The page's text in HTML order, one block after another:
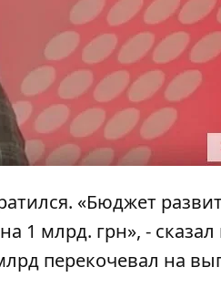
«Бюджет
1 млрд. грн», -
перекочевал на